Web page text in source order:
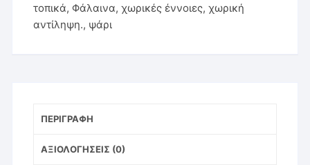
τοπικά,Φάλαινα,χωρικές έννοιες,χωρική
αντίληψη., ψάρι
ΠΕΡΙΓΡΑΦΉ
ΑΞΙΟΛΟΓΉΣΕΙΣ (0)